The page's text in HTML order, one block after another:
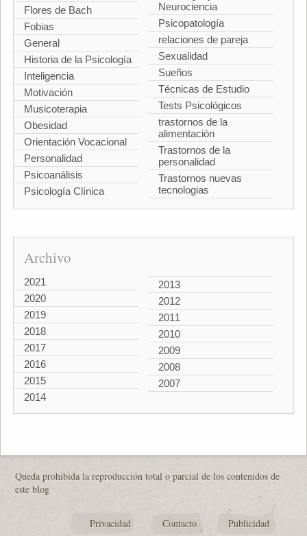
Flores de Bach
Fobias
General
Historia de la Psicología
Inteligencia
Motivación
Musicoterapia
Obesidad
Orientación Vocacional
Personalidad
Psicoanálisis
Psicología Clínica
Neurociencia
Psicopatología
relaciones de pareja
Sexualidad
Sueños
Técnicas de Estudio
Tests Psicológicos
trastornos de la
alimentación
Trastornos de la
personalidad
Trastornos nuevas
tecnologias
Archivo
2021
2020
2019
2018
2017
2016
2015
2014
2013
2012
2011
2010
2009
2008
2007
Queda prohibida la reproducción total o parcial de los contenidos de
este blog
Privacidad Contacto Publicidad